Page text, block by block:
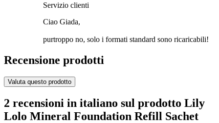
Servizio clienti
Ciao Giada,
purtroppo no, solo i formati standard sono ricaricabili!
Recensione prodotti
Valuta questo prodotto
2 recensioni in italiano sul prodotto Lily
Lolo Mineral Foundation Refill Sachet